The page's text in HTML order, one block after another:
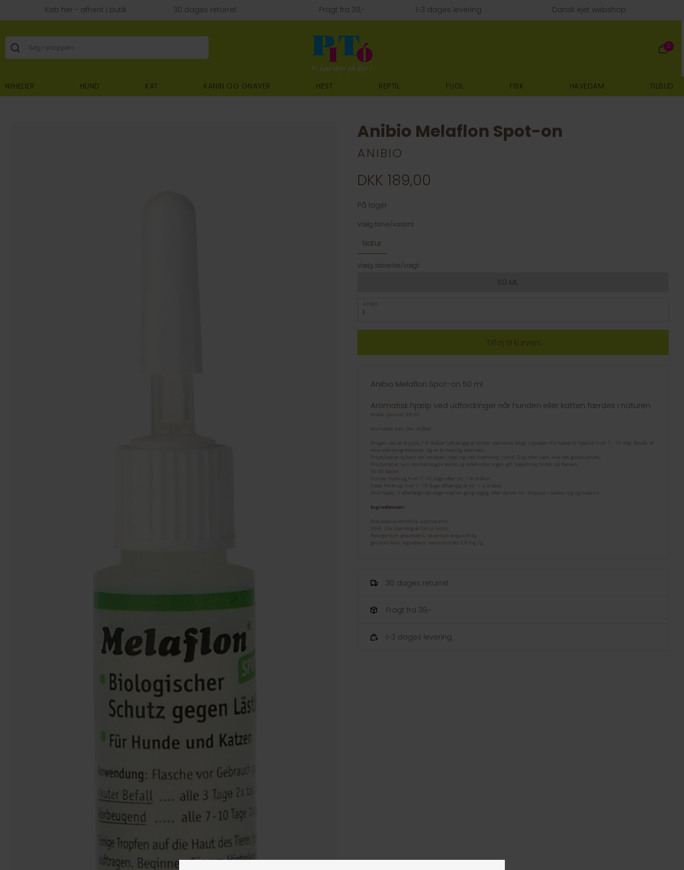
Køb her - afhent i butik 30 dages returret Fragt fra 39,- 1-3 dages levering Dansk ejet webshop
0
NYHEDER HUND KAT KANIN OG GNAVER HEST REPTIL FUGL FISK HAVEDAM TILBUD
Anibio Melaflon Spot-on
ANIBIO
DKK 189,00
På lager
Vælg farve/variant:
Natur
Vælg størrelse/vægt:
50 ML
Antal
Anibio Melaflon Spot-on 50 ml
Aromatisk hjælp ved udfordringer når hunden eller katten færdes i naturen.
Anibio Spot-on 50 ml.
Aromatisk pels Deo dråber
Bruges ved at dryppe 1-6 dråber (afhængig af dyrets størrelse) langs rygsøjlen fra nakke til halerod hver 7 - 10 dag. Består af
rene planteingredienser, og er et naturlig alternativ.
Produktet er dybest set vandtæt i regn og ved svømning i vand. Dog efter vask, skal det genanvendes.
Produktet er tysk dermatologisk testet og indeholder ingen gift. Vejledning findes på flasken.
50 Ml flaske
Hunde: Forbrug hver 7.-10 dage efter str. 1-6 dråber.
Katte: Forbrug hver 7. 10 dage afhængig af str. 1-2 dråber.
Akut hjælp: 3 efterfølgende dage med en gang daglig, efter dyrets str. dryppes i nakke, ryg og halerod.
Ingredienser:
Macadamia ternifolia, isopropanol,
EthR. Olie blanding af Citrus limon,
Pelargonium graveolens, lavandula angustifolia,
geraniol Aktiv ingrediens: neemekstrakt 0,9 mg / g
30 dages returret
Fragt fra 39,-
1-3 dages levering